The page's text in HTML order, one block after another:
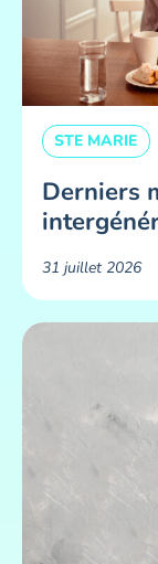
STE MARIE
Derniers
31 juillet 2026